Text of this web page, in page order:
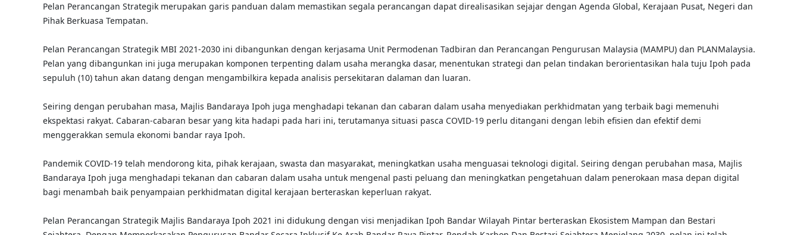
Pelan Perancangan Strategik merupakan garis panduan dalam memastikan segala perancangan dapat direalisasikan sejajar dengan Agenda Global, Kerajaan Pusat, Negeri dan
Pihak Berkuasa Tempatan.
Pelan Perancangan Strategik MBI 2021-2030 ini dibangunkan dengan kerjasama Unit Permodenan Tadbiran dan Perancangan Pengurusan Malaysia (MAMPU) dan PLANMalaysia.
Pelan yang dibangunkan ini juga merupakan komponen terpenting dalam usaha merangka dasar, menentukan strategi dan pelan tindakan berorientasikan hala tuju Ipoh pada
sepuluh (10) tahun akan datang dengan mengambilkira kepada analisis persekitaran dalaman dan luaran.
Seiring dengan perubahan masa, Majlis Bandaraya Ipoh juga menghadapi tekanan dan cabaran dalam usaha menyediakan perkhidmatan yang terbaik bagi memenuhi
ekspektasi rakyat. Cabaran-cabaran besar yang kita hadapi pada hari ini, terutamanya situasi pasca COVID-19 perlu ditangani dengan lebih efisien dan efektif demi
menggerakkan semula ekonomi bandar raya Ipoh.
Pandemik COVID-19 telah mendorong kita, pihak kerajaan, swasta dan masyarakat, meningkatkan usaha menguasai teknologi digital. Seiring dengan perubahan masa, Majlis
Bandaraya Ipoh juga menghadapi tekanan dan cabaran dalam usaha untuk mengenal pasti peluang dan meningkatkan pengetahuan dalam penerokaan masa depan digital
bagi menambah baik penyampaian perkhidmatan digital kerajaan berteraskan keperluan rakyat.
Pelan Perancangan Strategik Majlis Bandaraya Ipoh 2021 ini didukung dengan visi menjadikan Ipoh Bandar Wilayah Pintar berteraskan Ekosistem Mampan dan Bestari